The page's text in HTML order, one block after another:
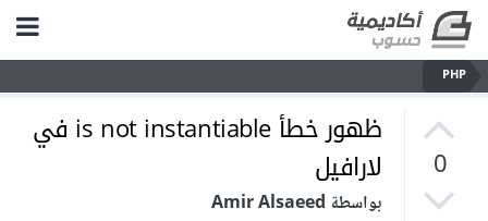
PHP
0
ظهور خطأ is not instantiable في
لارافيل
بواسطة Amir Alsaeed